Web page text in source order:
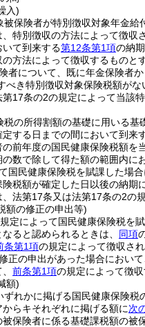
入)
被保険者が特別徴収対象年金
、特別徴収の方法によって徴
て到来する第12条第1項の納
方法によって徴収するものとす
者について、既に年金保険者
べき特別徴収対象保険税額がな
17条の2の規定によって当該
税の所得割額の基礎に用いる
する日までの間において到
前年度の国民健康保険税額を
数で除して得た額の範囲内に
国民健康保険税を賦課した場
税額が確定した日以後の納期
法第17条又は法第17条の2の
額の修正の申出等)
定によって国民健康保険税を
ると認められるときは、 同項
条第1項の規定によって徴収さ
正の申出があった場合におい
前条第1項の規定によって徴
額)
ずれかに掲げる国民健康保険税
らキそれぞれに掲げる額に次
保険者に係る基礎課税額の被